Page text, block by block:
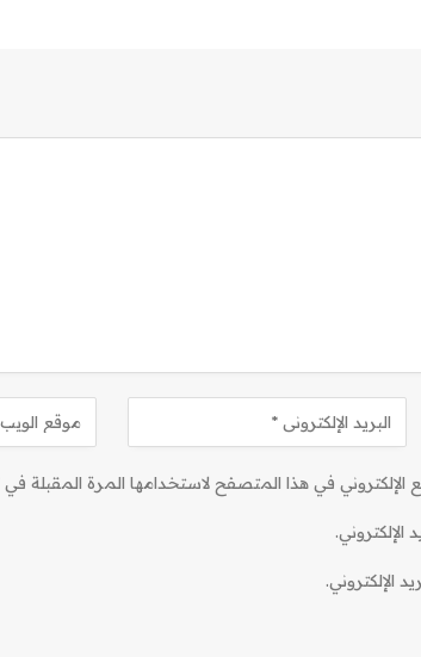
الإلكتروني في هذا المتصفح لاستخدامها المرة المقبلة في
الإلكتروني.
الإلكتروني.